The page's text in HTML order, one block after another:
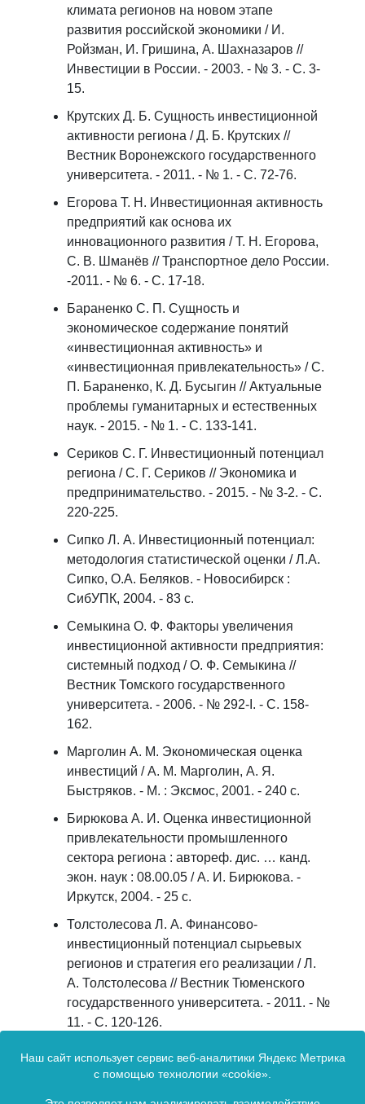
климата регионов на новом этапе
развития российской экономики / И.
Ройзман, И. Гришина, А. Шахназаров //
Инвестиции в России. - 2003. - № 3. - С. 3-
15.
Крутских Д. Б. Сущность инвестиционной
активности региона / Д. Б. Крутских //
Вестник Воронежского государственного
университета. - 2011. - № 1. - С. 72-76.
Егорова Т. Н. Инвестиционная активность
предприятий как основа их
инновационного развития / Т. Н. Егорова,
С. В. Шманёв // Транспортное дело России.
-2011. - № 6. - С. 17-18.
Бараненко С. П. Сущность и
экономическое содержание понятий
«инвестиционная активность» и
«инвестиционная привлекательность» / С.
П. Бараненко, К. Д. Бусыгин // Актуальные
проблемы гуманитарных и естественных
наук. - 2015. - № 1. - С. 133-141.
Сериков С. Г. Инвестиционный потенциал
региона / С. Г. Сериков // Экономика и
предпринимательство. - 2015. - № 3-2. - С.
220-225.
Сипко Л. А. Инвестиционный потенциал:
методология статистической оценки / Л.А.
Сипко, О.А. Беляков. - Новосибирск :
СибУПК, 2004. - 83 с.
Семыкина О. Ф. Факторы увеличения
инвестиционной активности предприятия:
системный подход / О. Ф. Семыкина //
Вестник Томского государственного
университета. - 2006. - № 292-I. - С. 158-
162.
Марголин А. М. Экономическая оценка
инвестиций / А. М. Марголин, А. Я.
Быстряков. - М. : Эксмос, 2001. - 240 с.
Бирюкова А. И. Оценка инвестиционной
привлекательности промышленного
сектора региона : автореф. дис. … канд.
экон. наук : 08.00.05 / А. И. Бирюкова. -
Иркутск, 2004. - 25 с.
Толстолесова Л. А. Финансово-
инвестиционный потенциал сырьевых
регионов и стратегия его реализации / Л.
А. Толстолесова // Вестник Тюменского
государственного университета. - 2011. - №
11. - С. 120-126.
оценки инвестиционного потенциала
Наш сайт использует сервис веб-аналитики Яндекс Метрика
с помощью технологии «cookie».